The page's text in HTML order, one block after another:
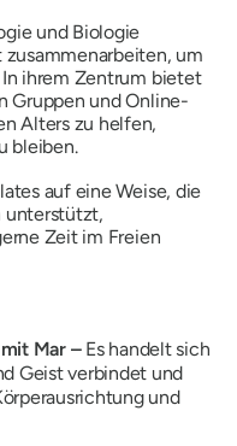
und Biologie
um
In ihrem Zentrum bietet
Gruppen und Online-
Alters zu helfen,
bleiben.
auf eine Weise, die
unterstützt,
Zeit im Freien
Mar – Es handelt sich
Geist verbindet und
und